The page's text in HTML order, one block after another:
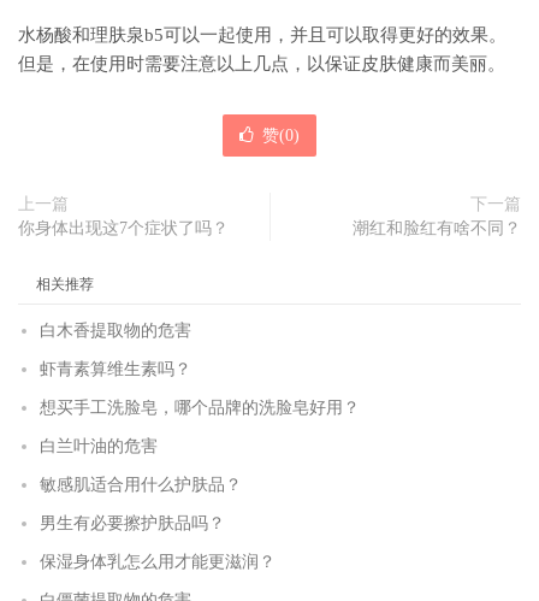
水杨酸和理肤泉b5可以一起使用，并且可以取得更好的效果。
但是，在使用时需要注意以上几点，以保证皮肤健康而美丽。
赞(0)
上一篇
你身体出现这7个症状了吗？
下一篇
潮红和脸红有啥不同？
相关推荐
白木香提取物的危害
虾青素算维生素吗？
想买手工洗脸皂，哪个品牌的洗脸皂好用？
白兰叶油的危害
敏感肌适合用什么护肤品？
男生有必要擦护肤品吗？
保湿身体乳怎么用才能更滋润？